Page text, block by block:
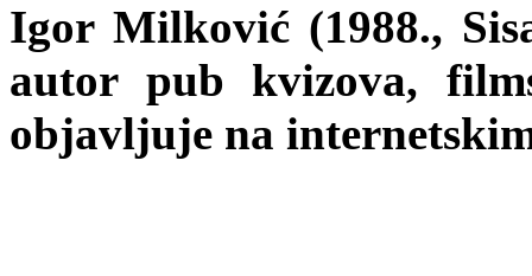
Igor Milković (1988.,
autor pub kvizova,
objavljuje na